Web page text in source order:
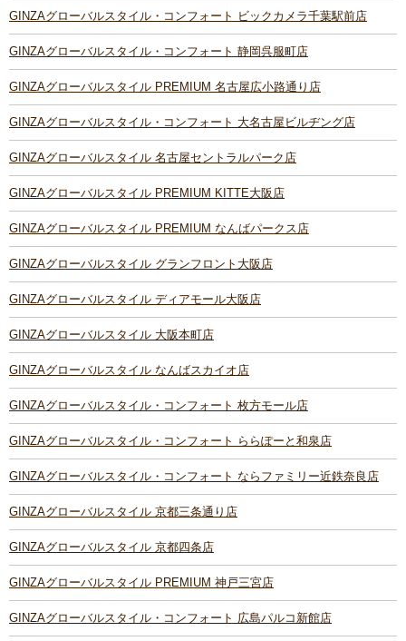
GINZAグローバルスタイル・コンフォート ビックカメラ千葉駅前店
GINZAグローバルスタイル・コンフォート 静岡呉服町店
GINZAグローバルスタイル PREMIUM 名古屋広小路通り店
GINZAグローバルスタイル・コンフォート 大名古屋ビルヂング店
GINZAグローバルスタイル 名古屋セントラルパーク店
GINZAグローバルスタイル PREMIUM KITTE大阪店
GINZAグローバルスタイル PREMIUM なんばパークス店
GINZAグローバルスタイル グランフロント大阪店
GINZAグローバルスタイル ディアモール大阪店
GINZAグローバルスタイル 大阪本町店
GINZAグローバルスタイル なんばスカイオ店
GINZAグローバルスタイル・コンフォート 枚方モール店
GINZAグローバルスタイル・コンフォート ららぽーと和泉店
GINZAグローバルスタイル・コンフォート ならファミリー近鉄奈良店
GINZAグローバルスタイル 京都三条通り店
GINZAグローバルスタイル 京都四条店
GINZAグローバルスタイル PREMIUM 神戸三宮店
GINZAグローバルスタイル・コンフォート 広島パルコ新館店